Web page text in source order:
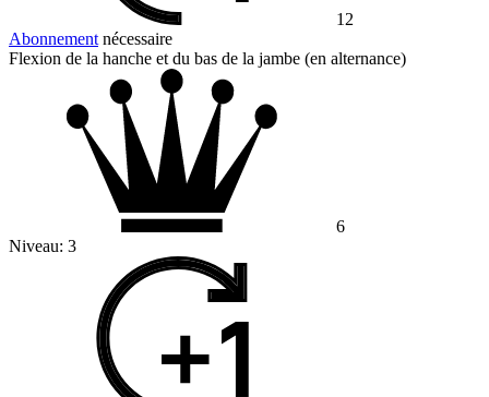
12
Abonnement nécessaire
Flexion de la hanche et du bas de la jambe (en alternance)
6
Niveau: 3